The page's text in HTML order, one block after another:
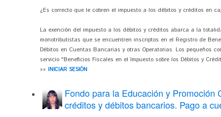
¿Es correcto que le cobren el impuesto a los débitos y créditos en
La exención del impuesto a los débitos y créditos abarca a la
monotributistas que se encuentren inscriptos en el Registro de
Débitos en Cuentas Bancarias y otras Operatorias. Los pequeños
servicio "Beneficios Fiscales en el Impuesto sobre los Débitos y
»» INICIAR SESIÓN
Fondo para la Educación y Promoción
créditos y débitos bancarios. Pago a